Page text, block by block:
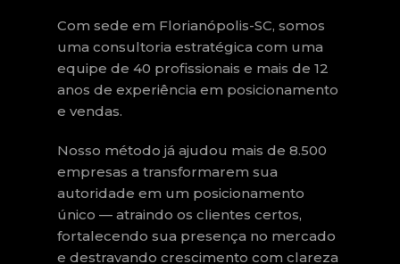
Com sede em Florianópolis-SC, somos
uma consultoria estratégica com uma
equipe de 40 profissionais e mais de 12
anos de experiência em posicionamento
e vendas.
Nosso método já ajudou mais de 8.500
empresas a transformarem sua
autoridade em um posicionamento
único — atraindo os clientes certos,
fortalecendo sua presença no mercado
e destravando crescimento com clareza